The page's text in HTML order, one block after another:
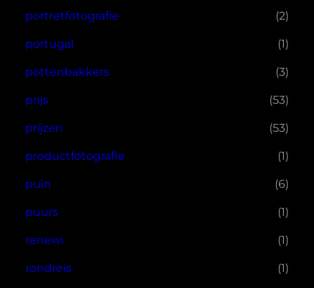
portretfotografie (2)
portugal (1)
pottenbakkers (3)
prijs (53)
prijzen (53)
productfotografie (1)
puin (6)
puurs (1)
renewi (1)
rondreis (1)